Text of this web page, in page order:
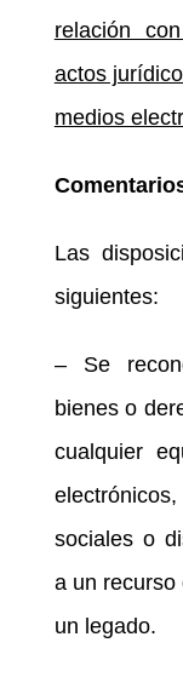
relación
actos
medios
Las
siguientes:
– Se
bienes o
cualquier
sociales o
a un recurso
un legado.